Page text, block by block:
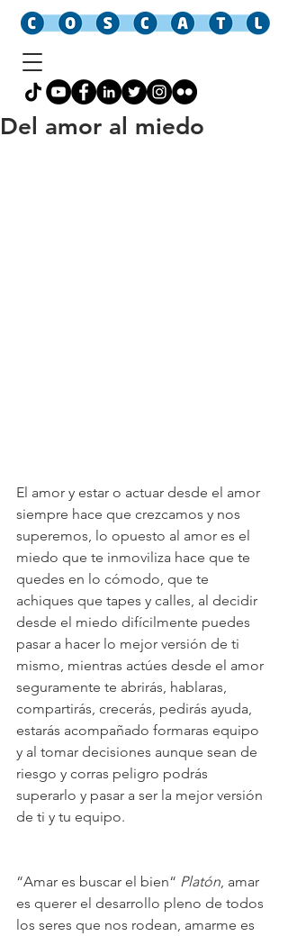
Del amor al miedo
El amor y estar o actuar desde el amor
siempre hace que crezcamos y nos
superemos, lo opuesto al amor es el
miedo que te inmoviliza hace que te
quedes en lo cómodo, que te
achiques que tapes y calles, al decidir
desde el miedo difícilmente puedes
pasar a hacer lo mejor versión de ti
mismo, mientras actúes desde el amor
seguramente te abrirás, hablaras,
compartirás, crecerás, pedirás ayuda,
estarás acompañado formaras equipo
y al tomar decisiones aunque sean de
riesgo y corras peligro podrás
superarlo y pasar a ser la mejor versión
de ti y tu equipo.
“Amar es buscar el bien“ Platón , amar
es querer el desarrollo pleno de todos
los seres que nos rodean, amarme es